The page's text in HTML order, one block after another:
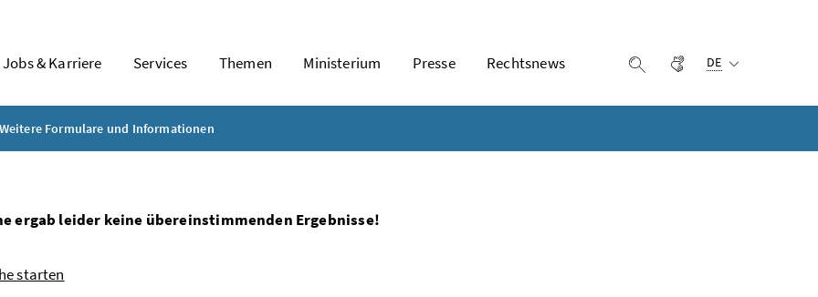
Jobs & Karriere Services Themen Ministerium Presse Rechtsnews Suche einblenden
Gebärdensprache
DE
Weitere Formulare und Informationen
ergab leider keine übereinstimmenden Ergebnisse!
starten